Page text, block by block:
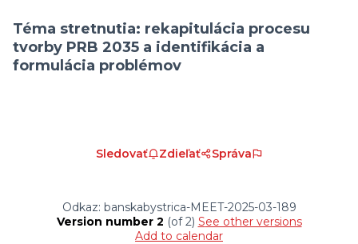
(External link)
Téma stretnutia: rekapitulácia procesu
tvorby PRB 2035 a identifikácia a
formulácia problémov
Sledovať Zdieľať Správa
Odkaz: banskabystrica-MEET-2025-03-189
Version number 2 (of 2)
see other versions
Add to calendar